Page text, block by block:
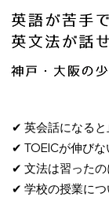
✔ 英会話になると
✔ TOEICが伸びな
✔ 文法は習った
✔ 学校の授業に